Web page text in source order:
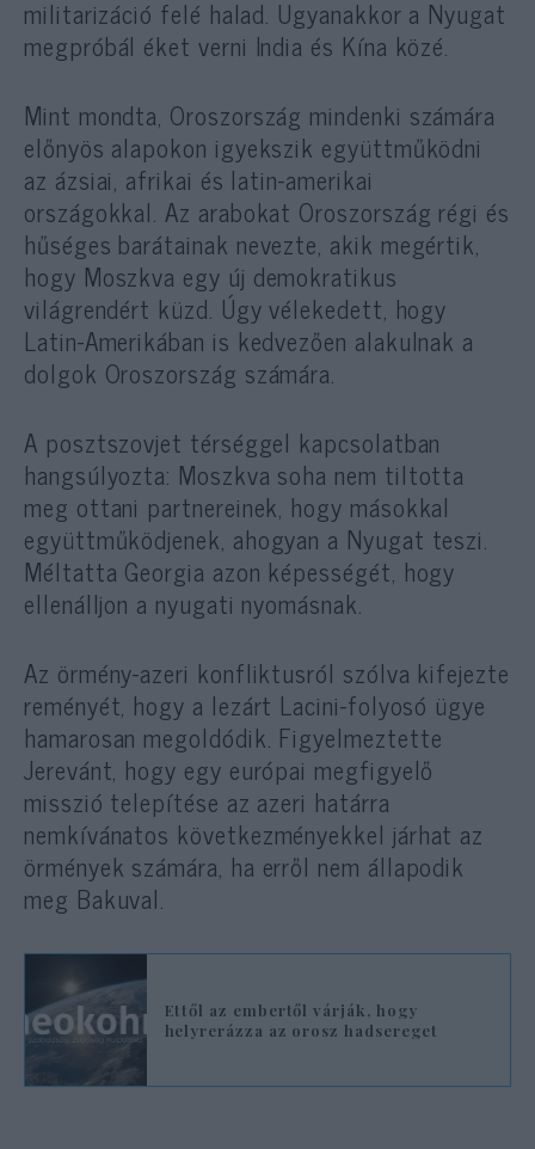
militarizáció felé halad. Ugyanakkor a Nyugat
megpróbál éket verni India és Kína közé.
Mint mondta, Oroszország mindenki számára
előnyös alapokon igyekszik együttműködni
az ázsiai, afrikai és latin-amerikai
országokkal. Az arabokat Oroszország régi és
hűséges barátainak nevezte, akik megértik,
hogy Moszkva egy új demokratikus
világrendért küzd. Úgy vélekedett, hogy
Latin-Amerikában is kedvezően alakulnak a
dolgok Oroszország számára.
A posztszovjet térséggel kapcsolatban
hangsúlyozta: Moszkva soha nem tiltotta
meg ottani partnereinek, hogy másokkal
együttműködjenek, ahogyan a Nyugat teszi.
Méltatta Georgia azon képességét, hogy
ellenálljon a nyugati nyomásnak.
Az örmény-azeri konfliktusról szólva kifejezte
reményét, hogy a lezárt Lacini-folyosó ügye
hamarosan megoldódik. Figyelmeztette
Jerevánt, hogy egy európai megfigyelő
misszió telepítése az azeri határra
nemkívánatos következményekkel járhat az
örmények számára, ha erről nem állapodik
meg Bakuval.
Ettől az embertől várják, hogy
helyrerázza az orosz hadsereget